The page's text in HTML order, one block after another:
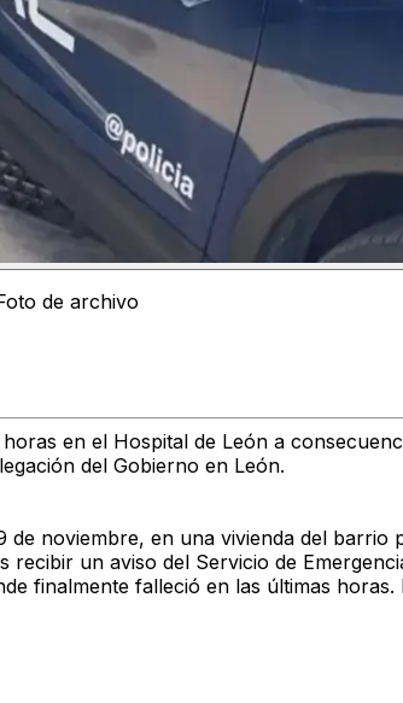
de archivo
en el Hospital de León a
del Gobierno en León.
noviembre, en una vivienda del
un aviso del Servicio de
finalmente falleció en las últimas horas.